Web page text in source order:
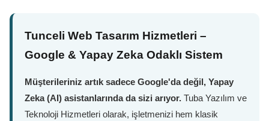
Tunceli Web Tasarım Hizmetleri –
Google & Yapay Zeka Odaklı Sistem
Müşterileriniz artık sadece Google'da değil, Yapay
Zeka (AI) asistanlarında da sizi arıyor. Tuba Yazılım ve
Teknoloji Hizmetleri olarak, işletmenizi hem klasik